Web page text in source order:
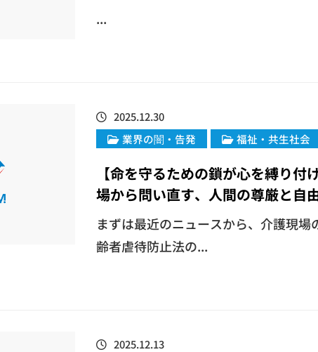
...
2025.12.30
業界の闇・告発
福祉・共生社会
【命を守るための鎖が心を縛り
場から問い直す、人間の尊厳と自
まずは最近のニュースから、介護現
齢者虐待防止法の...
2025.12.13